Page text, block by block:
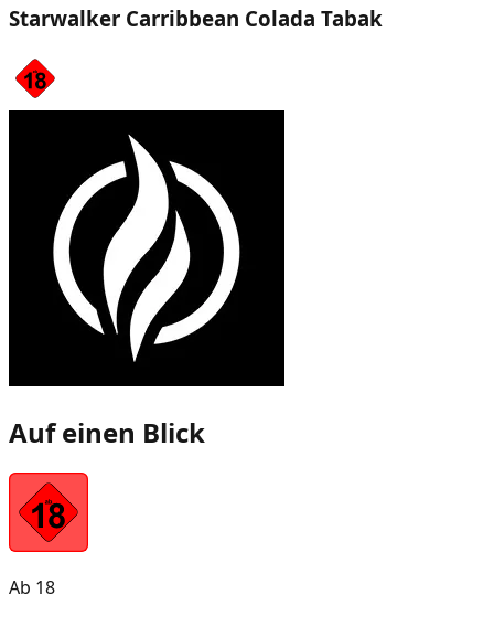
Starwalker Carribbean Colada Tabak
Auf einen Blick
Ab 18